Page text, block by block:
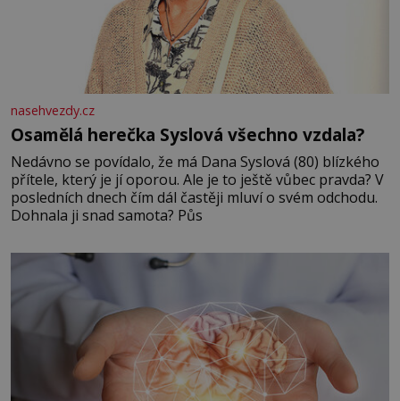
nasehvezdy.cz
Osamělá herečka Syslová všechno vzdala?
Nedávno se povídalo, že má Dana Syslová (80) blízkého
přítele, který je jí oporou. Ale je to ještě vůbec pravda? V
posledních dnech čím dál častěji mluví o svém odchodu.
Dohnala ji snad samota? Půs